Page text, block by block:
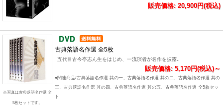
販売価格: 20,900円(税込)
※写真は古典落語名作選 全
5枚セットです。
古典落語名作選 全5枚
五代目古今亭志ん生をはじめ、一流演者が名作を披露..
販売価格: 5,170円(税込)～
●関連商品/古典落語名作選 其の一、古典落語名作選 其の二、古典落語名作選 其の
三、古典落語名作選 其の四、古典落語名作選 其の五、古典落語名作選 全5枚セッ
ト